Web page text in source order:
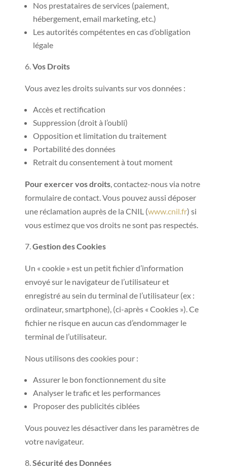
Nos prestataires de services (paiement,
hébergement, email marketing, etc.)
Les autorités compétentes en cas d’obligation
légale
Vos Droits
Vous avez les droits suivants sur vos données :
Accès et rectification
Suppression (droit à l’oubli)
Opposition et limitation du traitement
Portabilité des données
Retrait du consentement à tout moment
Pour exercer vos droits, contactez-nous via notre
formulaire de contact. Vous pouvez aussi déposer
une réclamation auprès de la CNIL (www.cnil.fr) si
vous estimez que vos droits ne sont pas respectés.
Gestion des Cookies
Un « cookie » est un petit fichier d’information
envoyé sur le navigateur de l’utilisateur et
enregistré au sein du terminal de l’utilisateur (ex :
ordinateur, smartphone), (ci-après « Cookies »). Ce
fichier ne risque en aucun cas d’endommager le
terminal de l’utilisateur.
Nous utilisons des cookies pour :
Assurer le bon fonctionnement du site
Analyser le trafic et les performances
Proposer des publicités ciblées
Vous pouvez les désactiver dans les paramètres de
votre navigateur.
Sécurité des Données